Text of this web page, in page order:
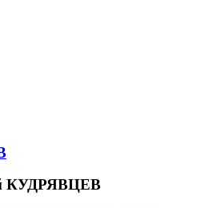
КУДРЯВЦЕВ